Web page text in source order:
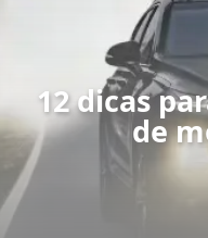
12 dicas
de